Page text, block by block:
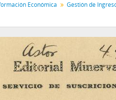
Económica Gestión de